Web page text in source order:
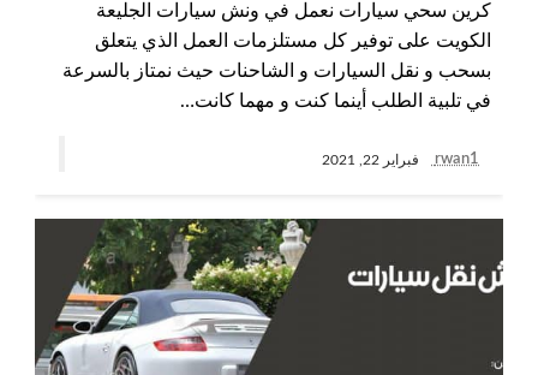
كرين سحي سيارات نعمل في ونش سيارات الجليعة
الكويت على توفير كل مستلزمات العمل الذي يتعلق
بسحب و نقل السيارات و الشاحنات حيث نمتاز بالسرعة
في تلبية الطلب أينما كنت و مهما كانت…
rwan1 فبراير 22, 2021